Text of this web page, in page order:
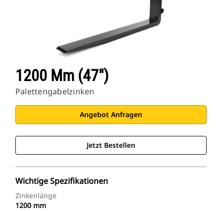
1200 Mm (47″)
Palettengabelzinken
Angebot Anfragen
Jetzt Bestellen
Wichtige Spezifikationen
Zinkenlänge
1200 mm